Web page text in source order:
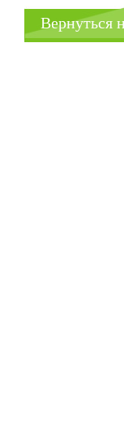
Вернуться